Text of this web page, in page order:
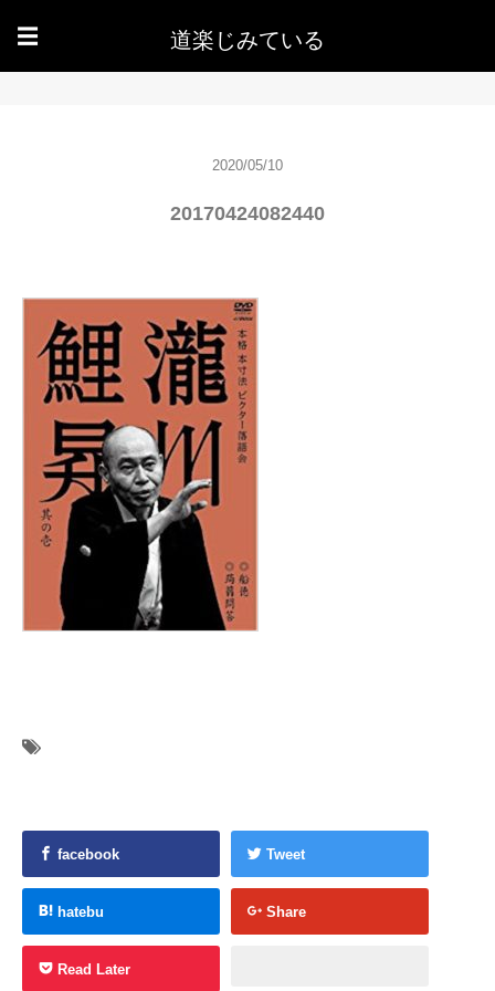
☰ 道楽じみている
2020/05/10
20170424082440
facebook Tweet
hatebu Share
Read Later